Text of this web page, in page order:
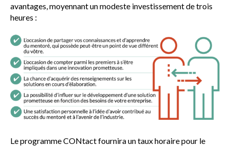
avantages, moyennant un modeste investissement de trois
heures :
Le programme CONtact fournira un taux horaire pour le